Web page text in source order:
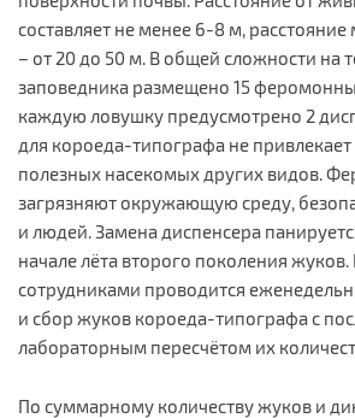
составляет не менее 6-8 м,
– от 20 до 50 м. В общей сложности на
заповедника размещено 15
каждую ловушку предусмотрено 2
для короеда-типографа не
полезных насекомых других видов.
загрязняют окружающую среду,
и людей. Замена диспенсера
начале лёта второго поколения
сотрудниками проводится
и сбор жуков короеда-типографа с
лабораторным пересчётом их
По суммарному количеству жуков и